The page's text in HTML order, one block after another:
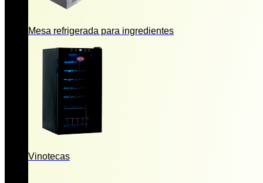
Mesa refrigerada para ingredientes
Vinotecas